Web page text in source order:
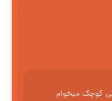
کوچک میخوام